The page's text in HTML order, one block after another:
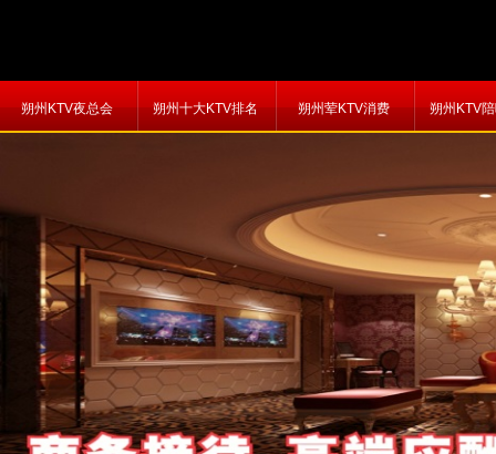
朔州KTV夜总会 朔州十大KTV排名 朔州荤KTV消费 朔州KTV